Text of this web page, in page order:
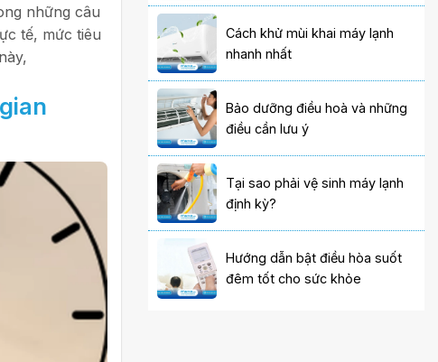
những câu
tế, mức tiêu
Cách khử mùi khai máy lạnh
nhanh nhất
Bảo dưỡng điều hoà và những
điều cần lưu ý
Tại sao phải vệ sinh máy lạnh
định kỳ?
Hướng dẫn bật điều hòa suốt
đêm tốt cho sức khỏe